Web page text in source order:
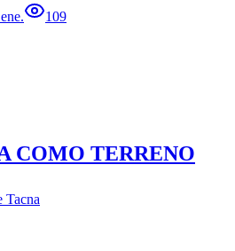
109
COMO TERRENO
Tacna